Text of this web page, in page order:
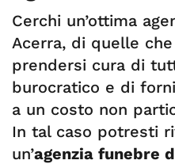
Cerchi un’ottima
Acerra, di quelle
prendersi cura di
burocratico e di
a un costo non
In tal caso potresti
un’agenzia funebre